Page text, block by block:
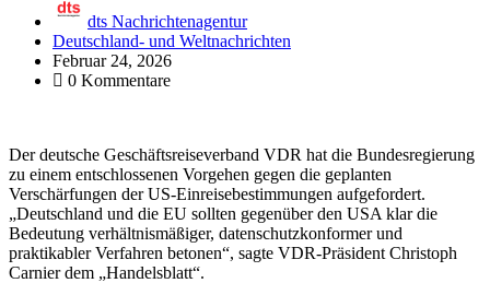
dts Nachrichtenagentur
Deutschland- und Weltnachrichten
Februar 24, 2026
0 Kommentare
Der deutsche Geschäftsreiseverband VDR hat die Bundesregierung
zu einem entschlossenen Vorgehen gegen die geplanten
Verschärfungen der US-Einreisebestimmungen aufgefordert.
„Deutschland und die EU sollten gegenüber den USA klar die
Bedeutung verhältnismäßiger, datenschutzkonformer und
praktikabler Verfahren betonen“, sagte VDR-Präsident Christoph
Carnier dem „Handelsblatt“.